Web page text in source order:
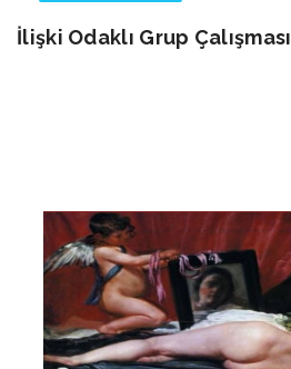
İlişki Odaklı Grup Çalışması